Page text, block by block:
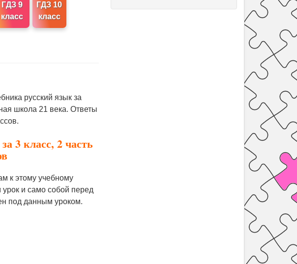
ГДЗ 9
класс
ГДЗ 10
класс
русский язык за
школа 21 века. Ответы
3 класс, 2 часть
к этому учебному
и само собой перед
под данным уроком.